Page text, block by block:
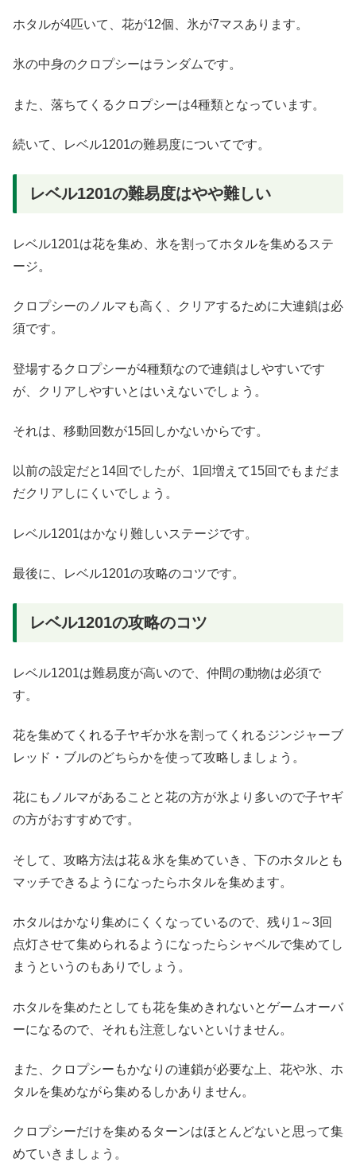
ホタルが4匹いて、花が12個、氷が7マスあります。
氷の中身のクロプシーはランダムです。
また、落ちてくるクロプシーは4種類となっています。
続いて、レベル1201の難易度についてです。
レベル1201の難易度はやや難しい
レベル1201は花を集め、氷を割ってホタルを集めるステ
ージ。
クロプシーのノルマも高く、クリアするために大連鎖は必
須です。
登場するクロプシーが4種類なので連鎖はしやすいです
が、クリアしやすいとはいえないでしょう。
それは、移動回数が15回しかないからです。
以前の設定だと14回でしたが、1回増えて15回でもまだま
だクリアしにくいでしょう。
レベル1201はかなり難しいステージです。
最後に、レベル1201の攻略のコツです。
レベル1201の攻略のコツ
レベル1201は難易度が高いので、仲間の動物は必須で
す。
花を集めてくれる子ヤギか氷を割ってくれるジンジャーブ
レッド・ブルのどちらかを使って攻略しましょう。
花にもノルマがあることと花の方が氷より多いので子ヤギ
の方がおすすめです。
そして、攻略方法は花＆氷を集めていき、下のホタルとも
マッチできるようになったらホタルを集めます。
ホタルはかなり集めにくくなっているので、残り1～3回
点灯させて集められるようになったらシャベルで集めてし
まうというのもありでしょう。
ホタルを集めたとしても花を集めきれないとゲームオーバ
ーになるので、それも注意しないといけません。
また、クロプシーもかなりの連鎖が必要な上、花や氷、ホ
タルを集めながら集めるしかありません。
クロプシーだけを集めるターンはほとんどないと思って集
めていきましょう。